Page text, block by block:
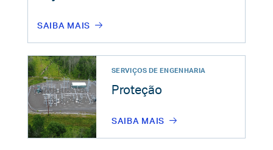
SAIBA MAIS
SERVIÇOS DE ENGENHARIA
Proteção
SAIBA MAIS